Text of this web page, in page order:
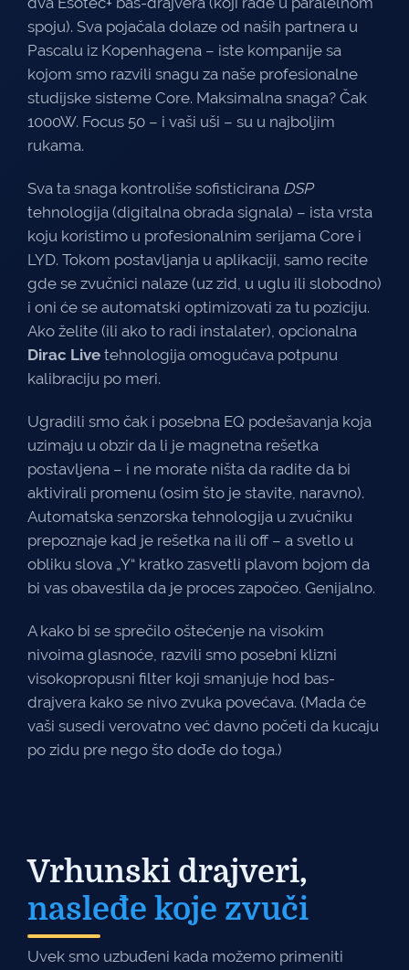
spoju). Sva pojačala dolaze od naših partnera u
Pascalu iz Kopenhagena – iste kompanije sa
kojom smo razvili snagu za naše profesionalne
studijske sisteme Core. Maksimalna snaga? Čak
1000W. Focus 50 – i vaši uši – su u najboljim
rukama.
Sva ta snaga kontroliše sofisticirana DSP
tehnologija (digitalna obrada signala) – ista vrsta
koju koristimo u profesionalnim serijama Core i
LYD. Tokom postavljanja u aplikaciji, samo recite
gde se zvučnici nalaze (uz zid, u uglu ili slobodno)
i oni će se automatski optimizovati za tu poziciju.
Ako želite (ili ako to radi instalater), opcionalna
Dirac Live tehnologija omogućava potpunu
kalibraciju po meri.
Ugradili smo čak i posebna EQ podešavanja koja
uzimaju u obzir da li je magnetna rešetka
postavljena – i ne morate ništa da radite da bi
aktivirali promenu (osim što je stavite, naravno).
Automatska senzorska tehnologija u zvučniku
prepoznaje kad je rešetka na ili off – a svetlo u
obliku slova „Y“ kratko zasvetli plavom bojom da
bi vas obavestila da je proces započeo. Genijalno.
A kako bi se sprečilo oštećenje na visokim
nivoima glasnoće, razvili smo posebni klizni
visokopropusni filter koji smanjuje hod bas-
drajvera kako se nivo zvuka povećava. (Mada će
vaši susedi verovatno već davno početi da kucaju
po zidu pre nego što dođe do toga.)
Vrhunski drajveri,
nasleđe koje zvuči
Uvek smo uzbuđeni kada možemo primeniti